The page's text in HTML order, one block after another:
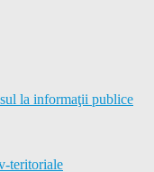
la informaţii publice
teritoriale